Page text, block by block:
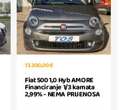
13.300,00 €
Fiat 500 1,0 Hyb AMORE
Financiranje 1/3 kamata
2,99% - NEMA PRIJENOSA